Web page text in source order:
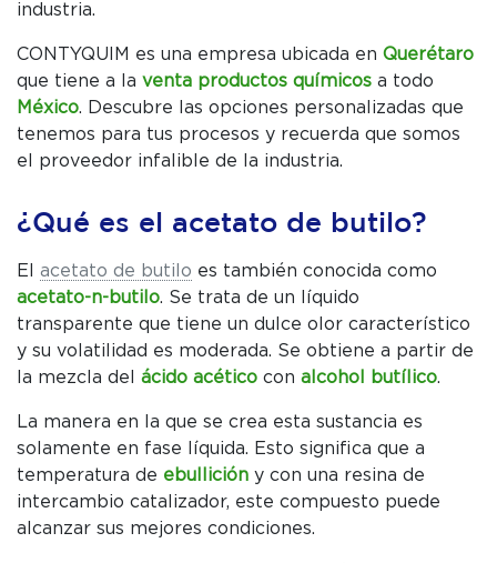
industria.
CONTYQUIM es una empresa ubicada en Querétaro
que tiene a la venta productos químicos a todo
México. Descubre las opciones personalizadas que
tenemos para tus procesos y recuerda que somos
el proveedor infalible de la industria.
¿Qué es el acetato de butilo?
El acetato de butilo es también conocida como
acetato-n-butilo. Se trata de un líquido
transparente que tiene un dulce olor característico
y su volatilidad es moderada. Se obtiene a partir de
la mezcla del ácido acético con alcohol butílico.
La manera en la que se crea esta sustancia es
solamente en fase líquida. Esto significa que a
temperatura de ebullición y con una resina de
intercambio catalizador, este compuesto puede
alcanzar sus mejores condiciones.